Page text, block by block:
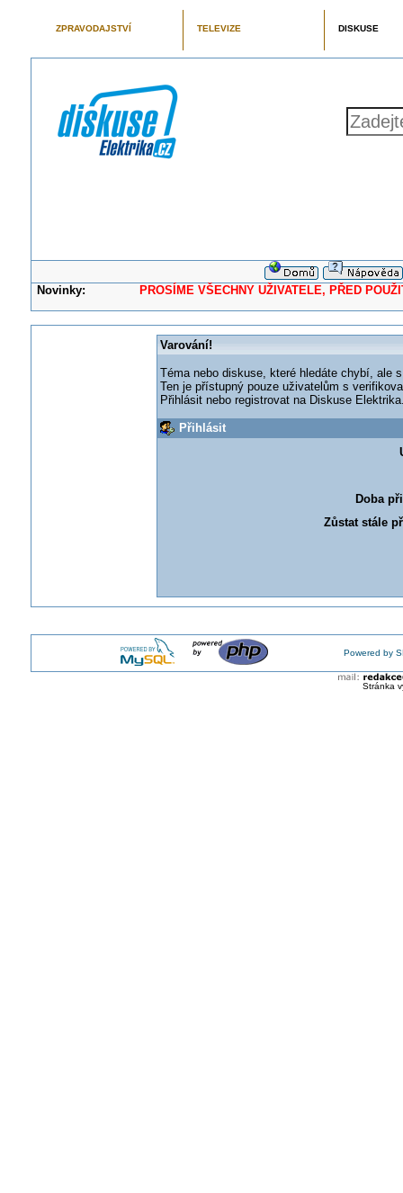
ZPRAVODAJSTVÍ TELEVIZE DISKUSE
Novinky: PROSÍME VŠECHNY UŽIVATELE, PŘED
Varování!
Téma nebo diskuse, které hledáte chybí, ale
Ten je přístupný pouze uživatelům s
Přihlásit nebo registrovat na Diskuse
Přihlásit
Doba
Zůstat stále
Powered by
Stránka